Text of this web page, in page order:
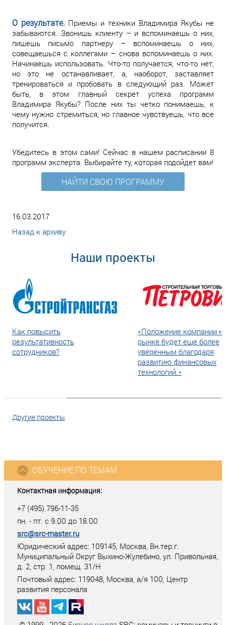
О результате. Приемы и техники Владимира Якубы не
забываются. Звонишь клиенту – и вспоминаешь о них,
пишешь письмо партнеру – вспоминаешь о них,
совещаешься с коллегами – снова вспоминаешь о них.
Начинаешь использовать. Что-то получается, что-то нет,
но это не останавливает, а, наоборот, заставляет
тренироваться и пробовать в следующий раз. Может
быть, в этом главный секрет успеха программ
Владимира Якубы? После них ты четко понимаешь, к
чему нужно стремиться, но главное чувствуешь, что все
получится.
Убедитесь в этом сами! Сейчас в нашем расписании 8
программ эксперта. Выбирайте ту, которая подойдет вам!
НАЙТИ СВОЮ ПРОГРАММУ
16.03.2017
Назад к архиву
Наши проекты
Как повысить
результативность
сотрудников?
«Положение компании
рынке будет еще более
уверенным благодаря
развитию финансовых
технологий.»
Другие проекты
Контактная информация:
+7 (495) 796-11-35
пн. - пт. с 9.00 до 18.00
src@src-master.ru
Юридический адрес: 109145, Москва, Вн.тер.г.
Муниципальный Округ Выхино-Жулебино, ул. Привольная,
д. 2, стр. 1, помещ. 31/Н
Почтовый адрес: 119048, Москва, а/я 100, Центр
развития персонала
ОБУЧЕНИЕ ПО ТЕМАМ